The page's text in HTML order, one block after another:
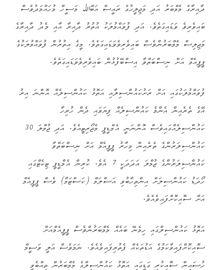
ދާއިރާގެ މެމްބަރު އަދި މަޖިލީހުގެ ރައީސް އަބްﷲ މަސީހް މުހައްމަދުވެސް
ބައިވެރިވެ ވަޑައިގަތެވެ. އަދި ފުވައްމުލަކު އުތުރު ދާއިރާ އާއި މެދު ދާއިރާގެ
މަޖިލިސް މެމްބަރުންވެސް ބައިވެރިވެވަޑައިގަތެވެ. މީގެ އިތުރުން ފުވައްމުލަކުގެ
ޕީޕީއެމް އަށް ނިސްބަތްވާ އިސްބޭފުޅުން ބައިވެރިވެވަޑައިގަތެވެ.
ފުވައްމުލަކުގައި އަށް ރަށުކައުންސިލާއި އަތޮޅު ކައުންސިލެއް އޮންނަ އިރު
އޭގެ ތެރެއިން އެންމެ ކައުންސިލެއް ފިޔަވައި ދެން ހުރިހާ
ކައުންސިލެއްގައިވެސް އޮންނަނީ އެމްޑީޕީ މެޖޯރިޓީއެވެ. އަދި ޖުމްލަ 30
ކައުންސިލަރުންގެ ތެރެއިން މިހާރު ޕީޕީއެމް އަށް ނިސްބަތްވާ
ކައުންސިލަރުންގެ ޖުމްލަ އަދަދަކީ 7 އެވެ. ކުރިން އެމްޑީޕީ ޓިކެޓްގައި
ހޯދަޑު ކައުންސިލަށް އިންތިހާބުވި އަސްލަމް (ކަސްޓަމާ) ވެސް ޕީޕީއެމް
އަށް ސޮއިކޮށްފައިވެއެވެ.
އަތޮޅު ކައުންސިލްގައި ހިމެނޭ ބައެއް މެމްބަރުންވެސް ޕީޕީއެމްއަށް
ސޮއިކޮށްފައިވާކަމުގެ އަޑުތަކެއް ފެތުރިފައިވެއެވެ. ނަމަވެސް އަލީ ވަސީމް
ހުސައިން ސޮއިކުރި ގަޑީގައި އަތޮޅު ކައުންސިލްގެ މެމްބަރުން ތިއްބެވީ